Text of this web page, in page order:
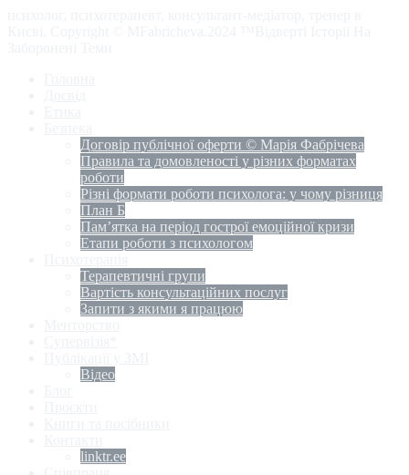
Договір публічної оферти © Марія Фабрічева
Правила та домовленості у різних форматах
роботи
Різні формати роботи психолога: у чому різниця
План Б
Пам’ятка на період гострої емоційної кризи
Етапи роботи з психологом
Терапевтичні групи
Вартість консультаційних послуг
Запити з якими я працюю
Відео
linktr.ee